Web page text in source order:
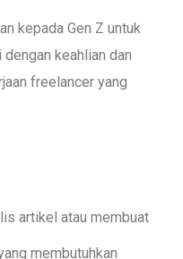
kepada Gen Z untuk
keahlian dan
freelancer yang
artikel atau membuat
membutuhkan